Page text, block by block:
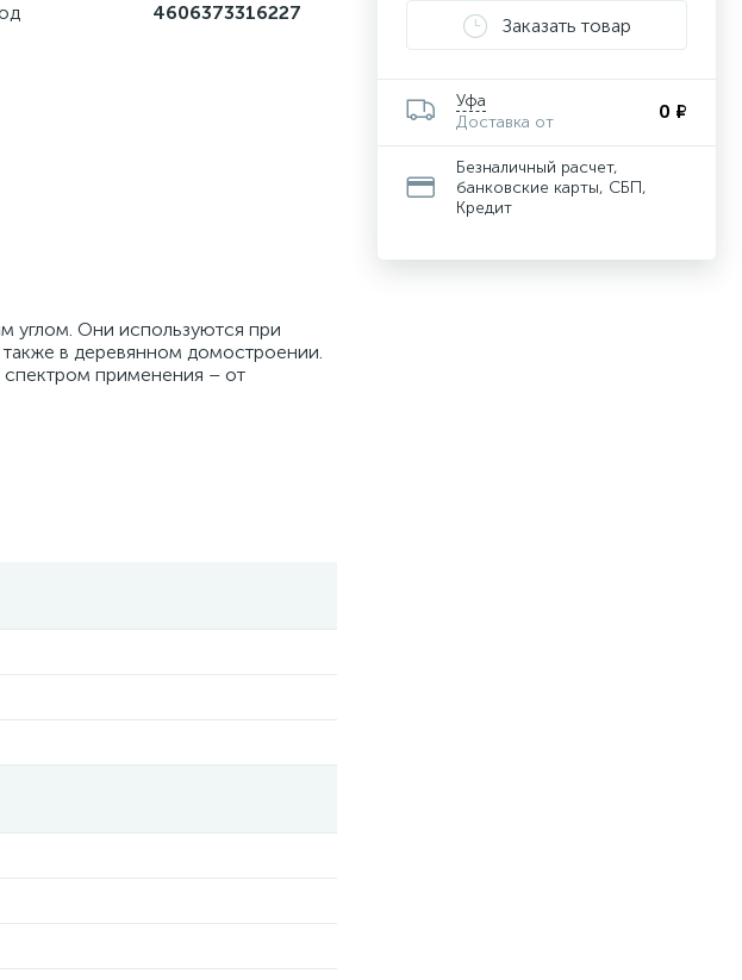
4606373316227
углом. Они используются при
в деревянном домостроении.
применения – от
Заказать товар
Уфа
Доставка от
0 ₽
Безналичный расчет,
банковские карты, СБП,
Кредит